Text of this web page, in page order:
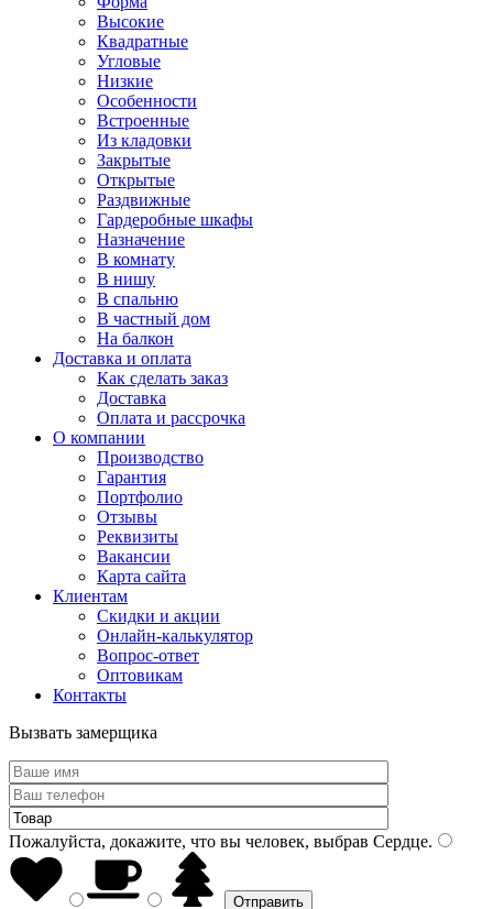
Высокие
Квадратные
Угловые
Низкие
Особенности
Встроенные
Из кладовки
Закрытые
Открытые
Раздвижные
Гардеробные шкафы
Назначение
В комнату
В нишу
В спальню
В частный дом
На балкон
Доставка и оплата
Как сделать заказ
Доставка
Оплата и рассрочка
О компании
Производство
Гарантия
Портфолио
Отзывы
Реквизиты
Вакансии
Карта сайта
Клиентам
Скидки и акции
Онлайн-калькулятор
Вопрос-ответ
Оптовикам
Контакты
Вызвать замерщика
Пожалуйста, докажите, что вы человек, выбрав Сердце.